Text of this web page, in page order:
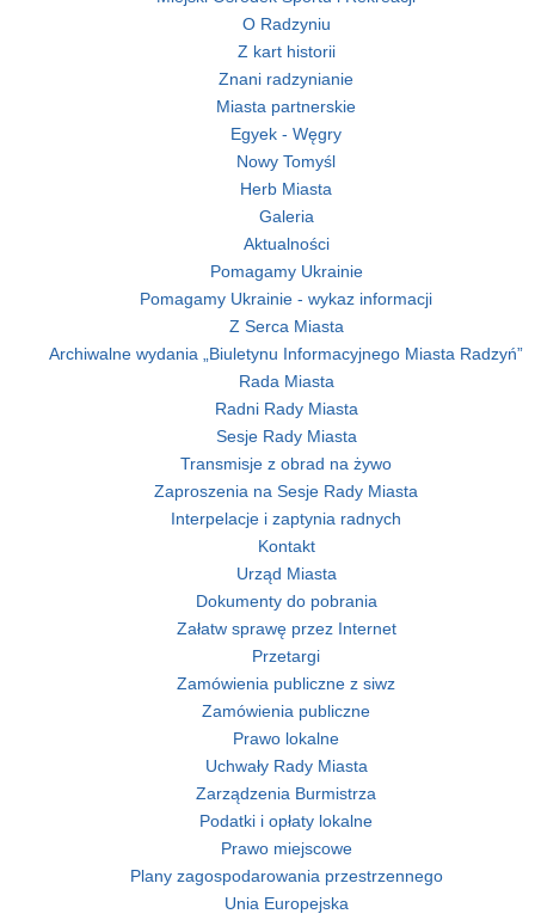
O Radzyniu
Z kart historii
Znani radzynianie
Miasta partnerskie
Egyek - Węgry
Nowy Tomyśl
Herb Miasta
Galeria
Aktualności
Pomagamy Ukrainie
Pomagamy Ukrainie - wykaz informacji
Z Serca Miasta
Archiwalne wydania „Biuletynu Informacyjnego Miasta Radzyń”
Rada Miasta
Radni Rady Miasta
Sesje Rady Miasta
Transmisje z obrad na żywo
Zaproszenia na Sesje Rady Miasta
Interpelacje i zaptynia radnych
Kontakt
Urząd Miasta
Dokumenty do pobrania
Załatw sprawę przez Internet
Przetargi
Zamówienia publiczne z siwz
Zamówienia publiczne
Prawo lokalne
Uchwały Rady Miasta
Zarządzenia Burmistrza
Podatki i opłaty lokalne
Prawo miejscowe
Plany zagospodarowania przestrzennego
Unia Europejska